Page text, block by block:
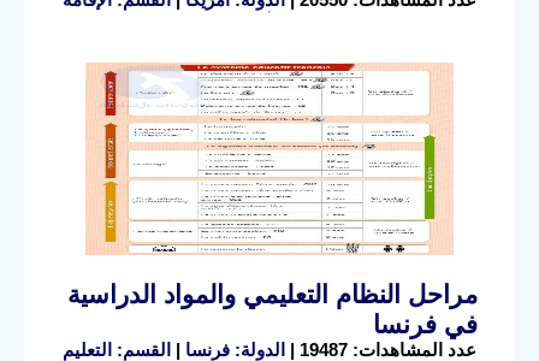
مراحل النظام التعليمي والمواد الدراسية
في فرنسا
عدد المشاهدات: 19487 | الدولة: فرنسا | القسم: التعليم